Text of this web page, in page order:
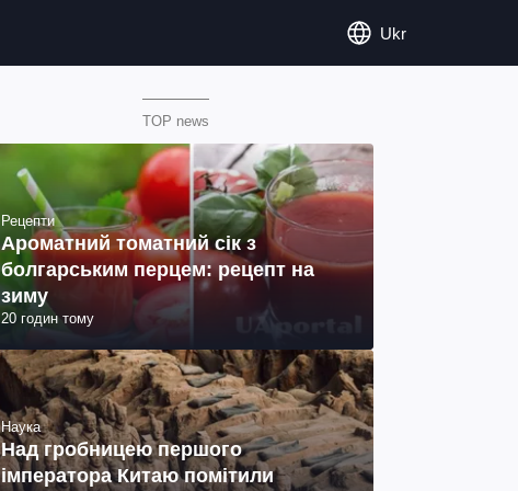
Ukr
TOP news
Рецепти
Ароматний томатний сік з
болгарським перцем: рецепт на
зиму
20 годин тому
Наука
Над гробницею першого
імператора Китаю помітили